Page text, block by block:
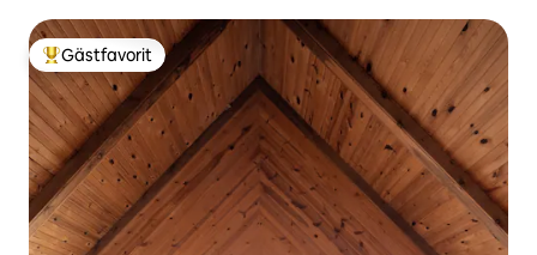
Populär gästfavorit
Gästfavorit